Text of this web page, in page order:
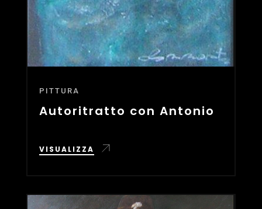
PITTURA
Autoritratto con Antonio
VISUALIZZA